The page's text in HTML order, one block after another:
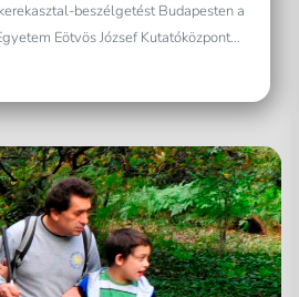
beszélgetést Budapesten a
Eötvös József Kutatóközpont